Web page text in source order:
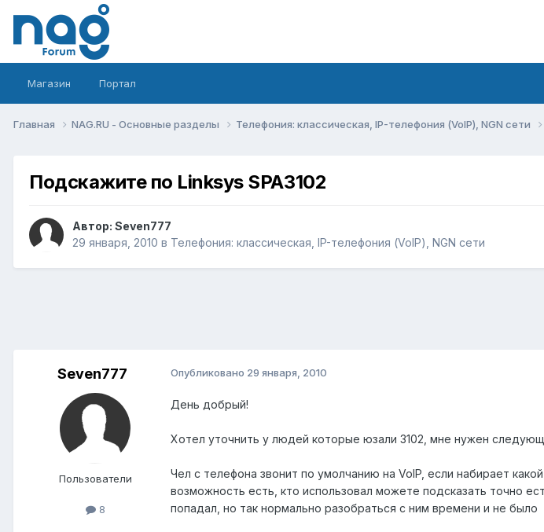
Магазин Портал
Главная NAG.RU - Основные разделы Телефония: классическая, IP-телефония (VoIP), NGN сети
Подскажите по Linksys SPA3102
Автор: Seven777
29 января, 2010 в Телефония: классическая, IP-телефония (VoIP), NGN сети
Seven777
Пользователи
8
Опубликовано 29 января, 2010
День добрый!
Хотел уточнить у людей которые юзали 3102, мне нужен
Чел с телефона звонит по умолчанию на VoIP, если набирает
возможность есть, кто использовал можете подсказать точно
попадал, но так нормально разобраться с ним времени и не было